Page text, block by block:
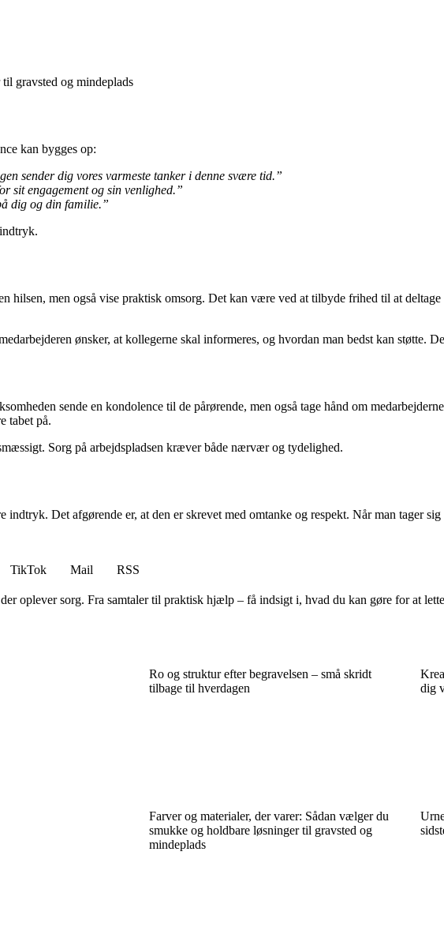
gravsted og mindeplads
kan bygges op:
sender dig vores varmeste tanker i denne svære tid.”
sit engagement og sin venlighed.”
dig og din familie.”
hilsen, men også vise praktisk omsorg. Det kan være ved at tilbyde frihed til at
ønsker, at kollegerne skal informeres, og hvordan man bedst kan støtte.
sende en kondolence til de pårørende, men også tage hånd om
tabet på.
Sorg på arbejdspladsen kræver både nærvær og tydelighed.
Det afgørende er, at den er skrevet med omtanke og respekt. Når man tager
TikTok Mail
RSS
oplever sorg. Fra samtaler til praktisk hjælp – få indsigt i, hvad du kan gøre for at
Ro og struktur efter begravelsen – små skridt
tilbage til hverdagen
dig
Farver og materialer, der varer: Sådan vælger du
smukke og holdbare løsninger til gravsted og
mindeplads